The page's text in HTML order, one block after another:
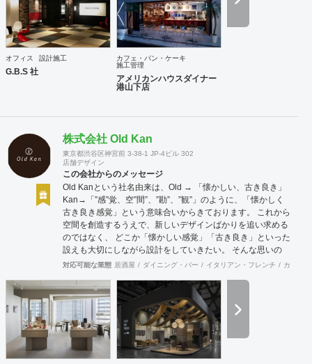
オフィス 設計施工
G.B.S 社
カフェ・パン・ケーキ
施工管理
アメリカンハウスダイナー
港山下店
株式会社 Old Kan
東京都渋谷区神宮前 3-38-1 JP-4ビル 302
店舗デザイン
この会社からのメッセージ
Old Kanという社名由来は、Old → 「懐かしい、古き良き」
Kan→「”感”覚、空”間”、”勘”、”観”」のように、「懐かしく
古き良き感覚」という意味合いからきております。 これから
空間を創造するうえで、新しいデザインばかりを追い求める
のではなく、 どこか「懐かしい感覚」「古き良き」といった
設えも大切にしながら設計をしていきたい。 そんな思いの
下、日々クライアント様、そしてその空間を使うお客様に幸
ます。 Old Kan 浦田 晶平 Shohei Urata https://old-kan.jp
Instagram：https://www.instagram.com/old_kan_/?hl=ja
shohei_urata@old-kan.jp 〒150-0001 東京都渋谷区神宮前
3-38-1 JP-4ビル 302
対応可能な業態 居酒屋 ダイニング・バー イタリアン・フレンチ カフェ